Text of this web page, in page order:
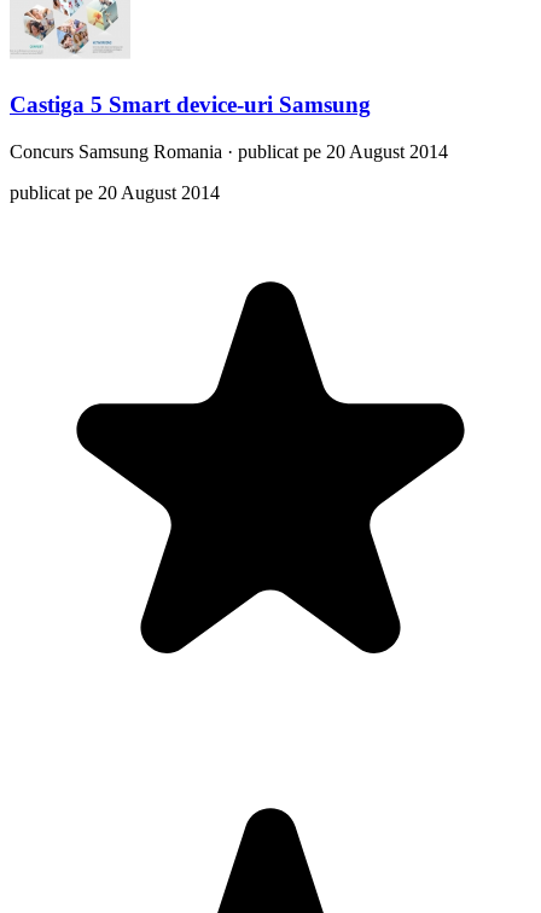
Castiga 5 Smart device-uri Samsung
Concurs Samsung Romania · publicat pe 20 August 2014
publicat pe 20 August 2014